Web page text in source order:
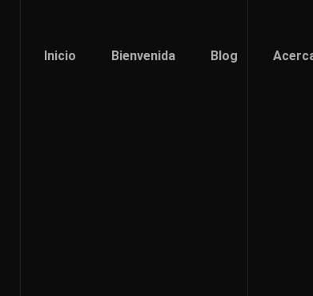
Inicio Bienvenida Blog